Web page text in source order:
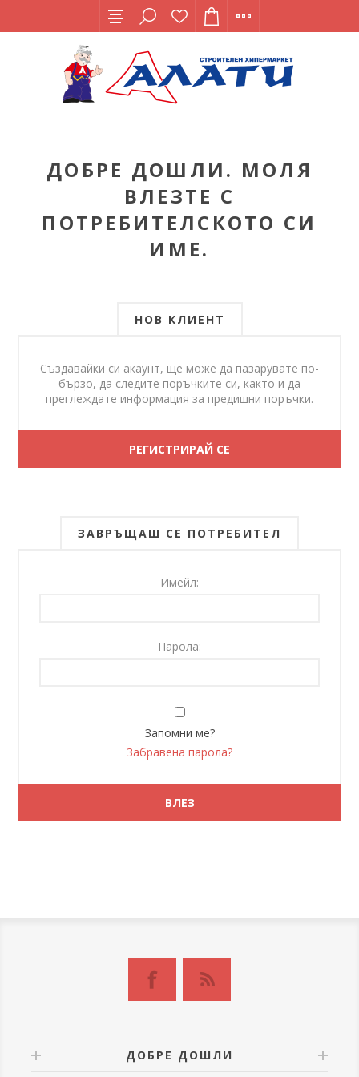
ДОБРЕ ДОШЛИ. МОЛЯ
ВЛЕЗТЕ С
ПОТРЕБИТЕЛСКОТО СИ
ИМЕ.
НОВ КЛИЕНТ
Създавайки си акаунт, ще може да пазарувате по-
бързо, да следите поръчките си, както и да
преглеждате информация за предишни поръчки.
ЗАВРЪЩАШ СЕ ПОТРЕБИТЕЛ
Имейл:
Парола:
Запомни ме?
Забравена парола?
ДОБРЕ ДОШЛИ